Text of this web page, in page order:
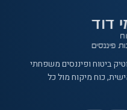
ביטוח ופיננסים משפחתי
כוח מיקוח מול כל